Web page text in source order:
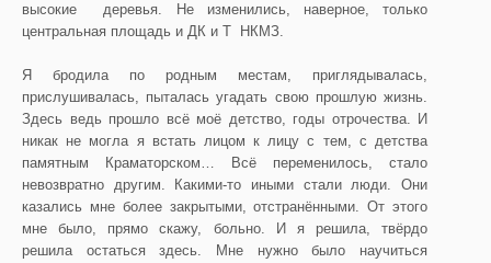
высокие деревья. Не изменились, наверное, только
центральная площадь и ДК и Т НКМЗ.
Я бродила по родным местам, приглядывалась,
прислушивалась, пыталась угадать свою прошлую жизнь.
Здесь ведь прошло всё моё детство, годы отрочества. И
никак не могла я встать лицом к лицу с тем, с детства
памятным Краматорском… Всё переменилось, стало
невозвратно другим. Какими-то иными стали люди. Они
казались мне более закрытыми, отстранёнными. От этого
мне было, прямо скажу, больно. И я решила, твёрдо
решила остаться здесь. Мне нужно было научиться